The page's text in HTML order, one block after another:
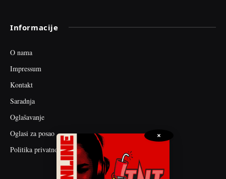
Informacije
O nama
Impressum
Kontakt
Saradnja
Oglašavanje
Oglasi za posao
Politika privatnosti
×